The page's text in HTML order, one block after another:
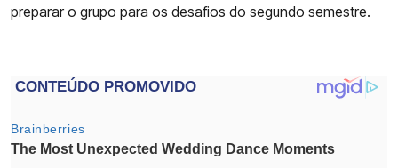
preparar o grupo para os desafios do segundo semestre.